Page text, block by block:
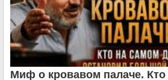
Миф о кровавом палаче.